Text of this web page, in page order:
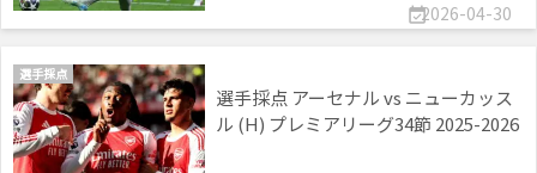
2026-04-30
選手採点
選手採点 アーセナル vs ニューカッス
ル (H) プレミアリーグ34節 2025-2026